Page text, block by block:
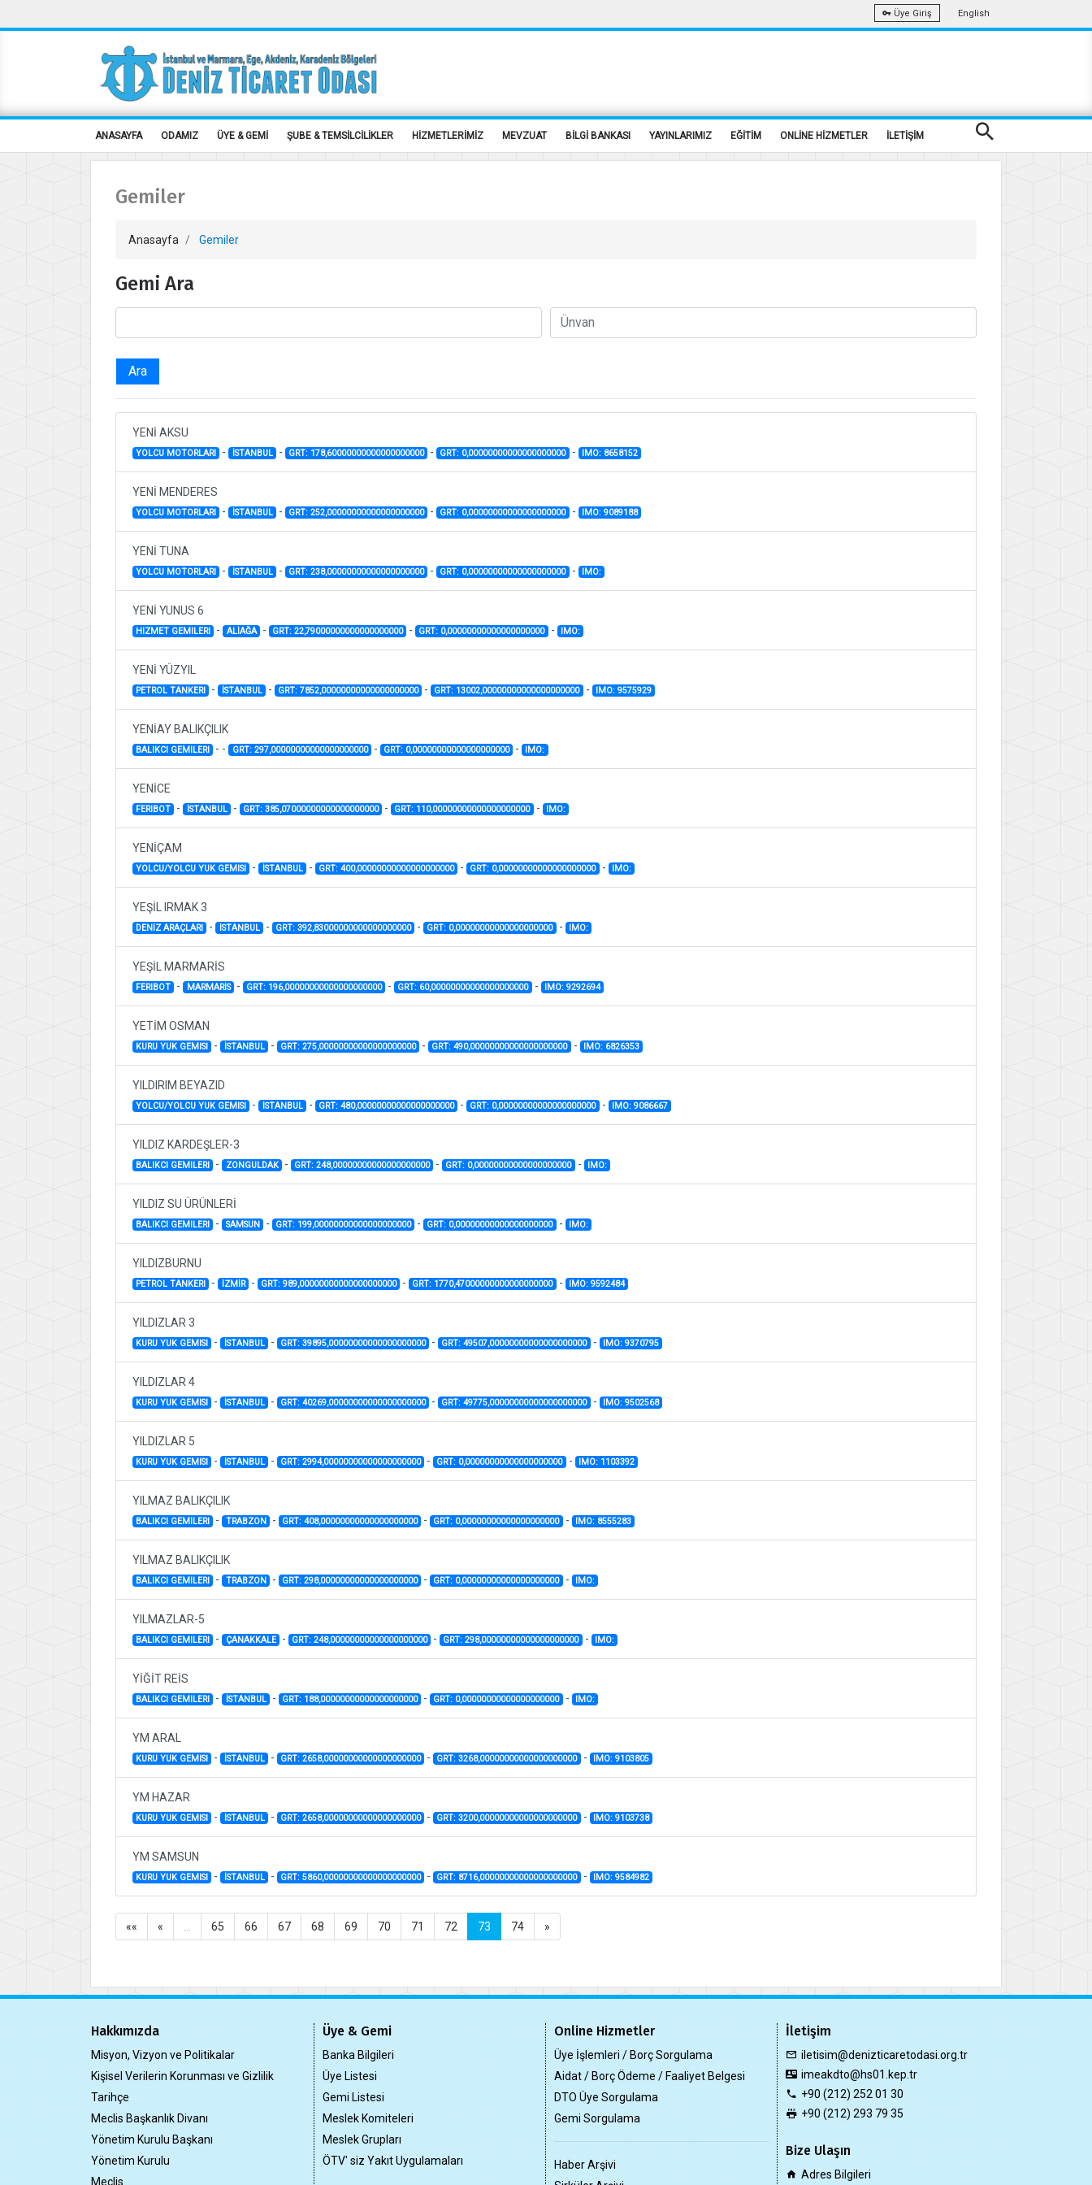
Üye Giriş English
ANASAYFA ODAMIZ ÜYE & GEMİ ŞUBE & TEMSİLCİLİKLER HİZMETLERİMİZ MEVZUAT BİLGİ BANKASI YAYINLARIMIZ EĞİTİM ONLİNE HİZMETLER İLETİŞİM
Gemiler
Anasayfa Gemiler
Gemi Ara
Ara
YENİ AKSU
YOLCU MOTORLARI - İSTANBUL - GRT: 178,60000000000000000000 - GRT: 0,00000000000000000000 - IMO: 8658152
YENİ MENDERES
YOLCU MOTORLARI - İSTANBUL - GRT: 252,00000000000000000000 - GRT: 0,00000000000000000000 - IMO: 9089188
YENİ TUNA
YOLCU MOTORLARI - İSTANBUL - GRT: 238,00000000000000000000 - GRT: 0,00000000000000000000 - IMO:
YENİ YUNUS 6
HIZMET GEMILERI - ALİAĞA - GRT: 22,79000000000000000000 - GRT: 0,00000000000000000000 - IMO:
YENİ YÜZYIL
PETROL TANKERI - İSTANBUL - GRT: 7852,00000000000000000000 - GRT: 13002,00000000000000000000 - IMO: 9575929
YENİAY BALIKÇILIK
BALIKCI GEMILERI - - GRT: 297,00000000000000000000 - GRT: 0,00000000000000000000 - IMO:
YENİCE
FERIBOT - İSTANBUL - GRT: 385,07000000000000000000 - GRT: 110,00000000000000000000 - IMO:
YENİÇAM
YOLCU/YOLCU YUK GEMISI - İSTANBUL - GRT: 400,00000000000000000000 - GRT: 0,00000000000000000000 - IMO:
YEŞİL IRMAK 3
DENİZ ARAÇLARI - İSTANBUL - GRT: 392,83000000000000000000 - GRT: 0,00000000000000000000 - IMO:
YEŞİL MARMARİS
FERIBOT - MARMARİS - GRT: 196,00000000000000000000 - GRT: 60,00000000000000000000 - IMO: 9292694
YETİM OSMAN
KURU YUK GEMISI - İSTANBUL - GRT: 275,00000000000000000000 - GRT: 490,00000000000000000000 - IMO: 6826353
YILDIRIM BEYAZID
YOLCU/YOLCU YUK GEMISI - İSTANBUL - GRT: 480,00000000000000000000 - GRT: 0,00000000000000000000 - IMO: 9086667
YILDIZ KARDEŞLER-3
BALIKCI GEMILERI - ZONGULDAK - GRT: 248,00000000000000000000 - GRT: 0,00000000000000000000 - IMO:
YILDIZ SU ÜRÜNLERİ
BALIKCI GEMILERI - SAMSUN - GRT: 199,00000000000000000000 - GRT: 0,00000000000000000000 - IMO:
YILDIZBURNU
PETROL TANKERI - İZMİR - GRT: 989,00000000000000000000 - GRT: 1770,47000000000000000000 - IMO: 9592484
YILDIZLAR 3
KURU YUK GEMISI - İSTANBUL - GRT: 39895,00000000000000000000 - GRT: 49507,00000000000000000000 - IMO: 9370795
YILDIZLAR 4
KURU YUK GEMISI - İSTANBUL - GRT: 40269,00000000000000000000 - GRT: 49775,00000000000000000000 - IMO: 9502568
YILDIZLAR 5
KURU YUK GEMISI - İSTANBUL - GRT: 2994,00000000000000000000 - GRT: 0,00000000000000000000 - IMO: 1103392
YILMAZ BALIKÇILIK
BALIKCI GEMILERI - TRABZON - GRT: 408,00000000000000000000 - GRT: 0,00000000000000000000 - IMO: 8555283
YILMAZ BALIKÇILIK
BALIKCI GEMILERI - TRABZON - GRT: 298,00000000000000000000 - GRT: 0,00000000000000000000 - IMO:
YILMAZLAR-5
BALIKCI GEMILERI - ÇANAKKALE - GRT: 248,00000000000000000000 - GRT: 298,00000000000000000000 - IMO:
YİĞİT REİS
BALIKCI GEMILERI - İSTANBUL - GRT: 188,00000000000000000000 - GRT: 0,00000000000000000000 - IMO:
YM ARAL
KURU YUK GEMISI - İSTANBUL - GRT: 2658,00000000000000000000 - GRT: 3268,00000000000000000000 - IMO: 9103805
YM HAZAR
KURU YUK GEMISI - İSTANBUL - GRT: 2658,00000000000000000000 - GRT: 3200,00000000000000000000 - IMO: 9103738
YM SAMSUN
KURU YUK GEMISI - İSTANBUL - GRT: 5860,00000000000000000000 - GRT: 8716,00000000000000000000 - IMO: 9584982
«« « 65 66 67 68 69 70 71 72 73 74 »
Hakkımızda
Misyon, Vizyon ve Politikalar
Kişisel Verilerin Korunması ve Gizlilik
Tarihçe
Meclis Başkanlık Divanı
Yönetim Kurulu Başkanı
Yönetim Kurulu
Meclis
Üye & Gemi
Banka Bilgileri
Üye Listesi
Gemi Listesi
Meslek Komiteleri
Meslek Grupları
ÖTV' siz Yakıt Uygulamaları
Online Hizmetler
Üye İşlemleri / Borç Sorgulama
Aidat / Borç Ödeme / Faaliyet Belgesi
DTO Üye Sorgulama
Gemi Sorgulama
Haber Arşivi
İletişim
iletisim@denizticaretodasi.org.tr
imeakdto@hs01.kep.tr
+90 (212) 252 01 30
+90 (212) 293 79 35
Bize Ulaşın
Adres Bilgileri